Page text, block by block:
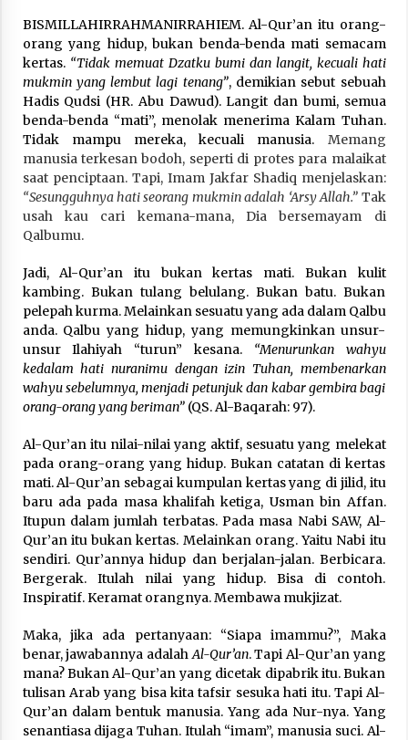
Takut Mati
3 months ago
Said Muniruddin Latih Mental dan Spiritual 80
Siswa YPHC
3 months ago
Said Muniruddin Beri Pelatihan dan Motivasi
4 months ago
SELVi: Sebuah Model Motivasi dalam
Kepemimpinan Bisnis
4 months ago
Eksistensi Iran dalam Tiga Ayat: Memahami
Aliansi Yahudi dan Kristen dalam Dinamika
Nubuwwat
4 months ago
BISMILLAHIRRAHMANIRRAHIEM. Al-Qur’an itu orang-
orang yang hidup, bukan benda-benda mati semacam
kertas.“Tidak memuat Dzatku bumi dan langit, kecuali hati
mukmin yang lembut lagi tenang”, demikian sebut sebuah
Hadis Qudsi (HR. Abu Dawud). Langit dan bumi, semua
benda-benda “mati”, menolak menerima Kalam Tuhan.
Tidak mampu mereka, kecuali manusia. Memang
manusia terkesan bodoh, seperti di protes para malaikat
saat penciptaan. Tapi, Imam Jakfar Shadiq menjelaskan:
“Sesungguhnya hati seorang mukmin adalah ‘Arsy Allah.” Tak
usah kau cari kemana-mana, Dia bersemayam di
Qalbumu.
Jadi, Al-Qur’an itu bukan kertas mati. Bukan kulit
kambing. Bukan tulang belulang. Bukan batu. Bukan
pelepah kurma. Melainkan sesuatu yang ada dalam Qalbu
anda. Qalbu yang hidup, yang memungkinkan unsur-
unsur Ilahiyah “turun” kesana. “Menurunkan wahyu
kedalam hati nuranimu dengan izin Tuhan, membenarkan
wahyu sebelumnya, menjadi petunjuk dan kabar gembira bagi
orang-orang yang beriman”(QS. Al-Baqarah: 97).
Al-Qur’an itu nilai-nilai yang aktif, sesuatu yang melekat
pada orang-orang yang hidup. Bukan catatan di kertas
mati. Al-Qur’an sebagai kumpulan kertas yang di jilid, itu
baru ada pada masa khalifah ketiga, Usman bin Affan.
Itupun dalam jumlah terbatas. Pada masa Nabi SAW, Al-
Qur’an itu bukan kertas. Melainkan orang. Yaitu Nabi itu
sendiri. Qur’annya hidup dan berjalan-jalan. Berbicara.
Bergerak. Itulah nilai yang hidup. Bisa di contoh.
Inspiratif. Keramat orangnya. Membawa mukjizat.
Maka, jika ada pertanyaan: “Siapa imammu?”, Maka
benar, jawabannya adalahAl-Qur’an. Tapi Al-Qur’an yang
mana? Bukan Al-Qur’an yang dicetak dipabrik itu. Bukan
tulisan Arab yang bisa kita tafsir sesuka hati itu. Tapi Al-
Qur’an dalam bentuk manusia. Yang ada Nur-nya. Yang
senantiasa dijaga Tuhan. Itulah “imam”, manusia suci. Al-